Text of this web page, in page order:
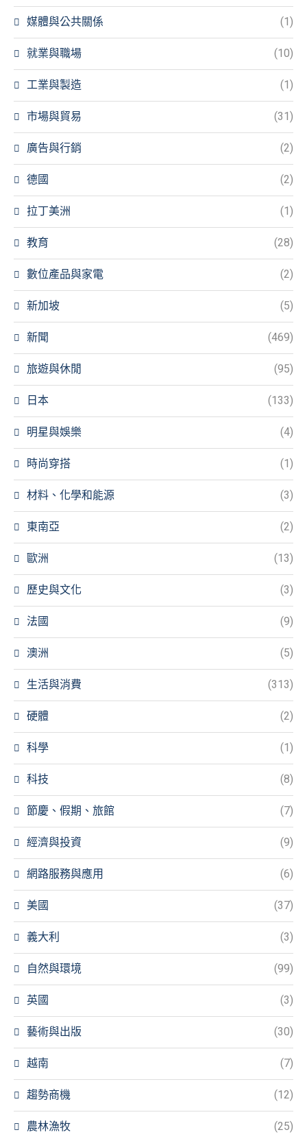
媒體與公共關係 (1)
就業與職場 (10)
工業與製造 (1)
市場與貿易 (31)
廣告與行銷 (2)
德國 (2)
拉丁美洲 (1)
教育 (28)
數位產品與家電 (2)
新加坡 (5)
新聞 (469)
旅遊與休閒 (95)
日本 (133)
明星與娛樂 (4)
時尚穿搭 (1)
材料、化學和能源 (3)
東南亞 (2)
歐洲 (13)
歷史與文化 (3)
法國 (9)
澳洲 (5)
生活與消費 (313)
硬體 (2)
科學 (1)
科技 (8)
節慶、假期、旅館 (7)
經濟與投資 (9)
網路服務與應用 (6)
美國 (37)
義大利 (3)
自然與環境 (99)
英國 (3)
藝術與出版 (30)
越南 (7)
趨勢商機 (12)
農林漁牧 (25)